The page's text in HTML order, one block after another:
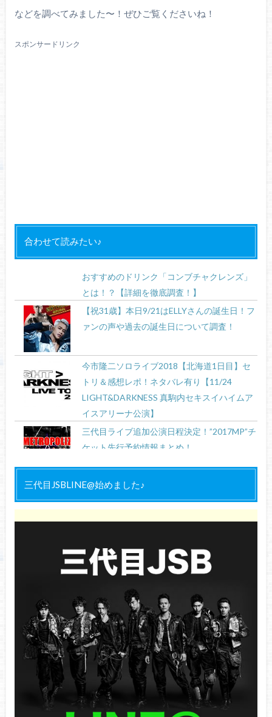
などを調べてみました〜！ぜひご覧くださいね！
スポンサードリンク
合わせて読みたい♪
おすすめのドリンク「コンブチャクレンズ」
とは！？【詳細を徹底調査！】
【祝31歳】本日9/21はELLYさんの誕生日！フ
ァンの声や過去の誕生日について調査！
今市隆二ソロライブ2018【北海道1日目】セ
トリ＆感想レポ！ネタバレ有り【11/24
LIGHT&DARKNESS 真駒内セキスイハイムア
イスアリーナ公演】
三代目ライブ追加公演日程決定！”2017MP”チ
ケット先行予約情報まとめ！
三代目の新曲「starting over」詳細！4月15日
発売！特典は？
料で聴き放題！いまレコチョクBESTが熱い！
三代目J SOUL BROTHERS・登坂広臣&今市隆
二のツアーで火事寸前！？いったい何が！？
【SNSで話題】
三代目J SOUL BROTHERS・登坂広臣が新曲
発表？アンサーソング作成中！【SNSで話
題】
山下健二郎『オールナイトニッポン』人気コ
三代目JSBLINE@始めました♪